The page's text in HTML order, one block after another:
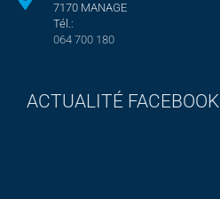
7170 MANAGE
Tél.:
064 700 180
ACTUALITÉ FACEBOOK